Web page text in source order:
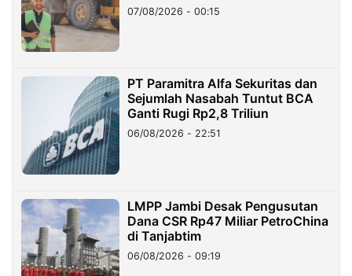
07/08/2026 - 00:15
PT Paramitra Alfa Sekuritas dan
Sejumlah Nasabah Tuntut BCA
Ganti Rugi Rp2,8 Triliun
06/08/2026 - 22:51
LMPP Jambi Desak Pengusutan
Dana CSR Rp47 Miliar PetroChina
di Tanjabtim
06/08/2026 - 09:19